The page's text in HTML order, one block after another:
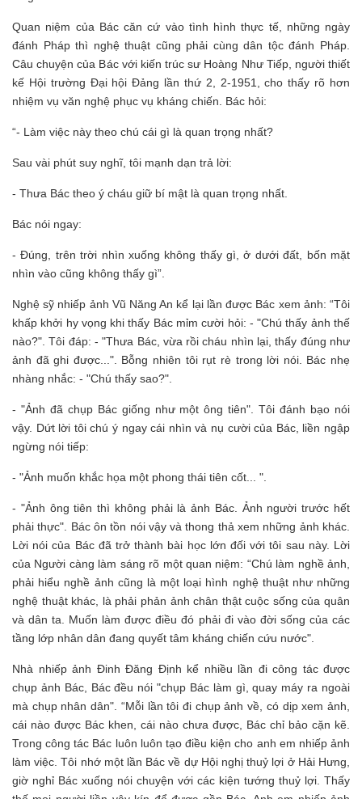
Quan niệm của Bác căn cứ vào tình hình thực tế, những ngày
đánh Pháp thì nghệ thuật cũng phải cùng dân tộc đánh Pháp.
Câu chuyện của Bác với kiến trúc sư Hoàng Như Tiếp, người thiết
kế Hội trường Đại hội Đảng lần thứ 2, 2-1951, cho thấy rõ hơn
nhiệm vụ văn nghệ phục vụ kháng chiến. Bác hỏi:
“- Làm việc này theo chú cái gì là quan trọng nhất?
Sau vài phút suy nghĩ, tôi mạnh dạn trả lời:
- Thưa Bác theo ý cháu giữ bí mật là quan trọng nhất.
Bác nói ngay:
- Đúng, trên trời nhìn xuống không thấy gì, ở dưới đất, bốn mặt
nhìn vào cũng không thấy gì”.
Nghệ sỹ nhiếp ảnh Vũ Năng An kể lại lần được Bác xem ảnh: “Tôi
khấp khởi hy vọng khi thấy Bác mỉm cười hỏi: - "Chú thấy ảnh thế
nào?". Tôi đáp: - "Thưa Bác, vừa rồi cháu nhìn lại, thấy đúng như
ảnh đã ghi được...". Bỗng nhiên tôi rụt rè trong lời nói. Bác nhẹ
nhàng nhắc: - "Chú thấy sao?".
- "Ảnh đã chụp Bác giống như một ông tiên". Tôi đánh bạo nói
vậy. Dứt lời tôi chú ý ngay cái nhìn và nụ cười của Bác, liền ngập
ngừng nói tiếp:
- "Ảnh muốn khắc họa một phong thái tiên cốt... ".
- "Ảnh ông tiên thì không phải là ảnh Bác. Ảnh người trước hết
phải thực". Bác ôn tồn nói vậy và thong thả xem những ảnh khác.
Lời nói của Bác đã trở thành bài học lớn đối với tôi sau này. Lời
của Người càng làm sáng rõ một quan niệm: “Chú làm nghề ảnh,
phải hiểu nghề ảnh cũng là một loại hình nghệ thuật như những
nghệ thuật khác, là phải phản ảnh chân thật cuộc sống của quân
và dân ta. Muốn làm được điều đó phải đi vào đời sống của các
tầng lớp nhân dân đang quyết tâm kháng chiến cứu nước".
Nhà nhiếp ảnh Đinh Đăng Định kể nhiều lần đi công tác được
chụp ảnh Bác, Bác đều nói "chụp Bác làm gì, quay máy ra ngoài
mà chụp nhân dân". “Mỗi lần tôi đi chụp ảnh về, có dịp xem ảnh,
cái nào được Bác khen, cái nào chưa được, Bác chỉ bảo cặn kẽ.
Trong công tác Bác luôn luôn tạo điều kiện cho anh em nhiếp ảnh
làm việc. Tôi nhớ một lần Bác về dự Hội nghị thuỷ lợi ở Hải Hưng,
giờ nghỉ Bác xuống nói chuyện với các kiện tướng thuỷ lợi. Thấy